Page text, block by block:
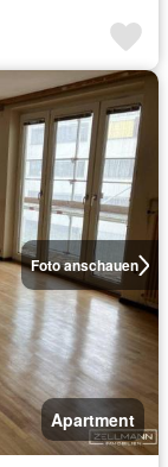
Foto anschauen
Apartment